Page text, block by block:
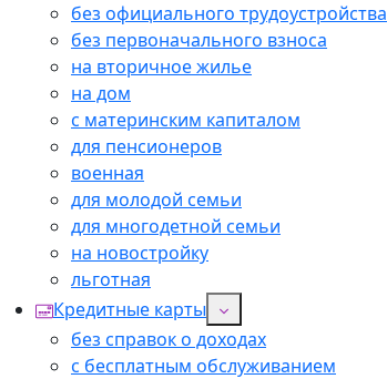
без официального трудоустройства
без первоначального взноса
на вторичное жилье
на дом
с материнским капиталом
для пенсионеров
военная
для молодой семьи
для многодетной семьи
на новостройку
льготная
Кредитные карты
без справок о доходах
с бесплатным обслуживанием